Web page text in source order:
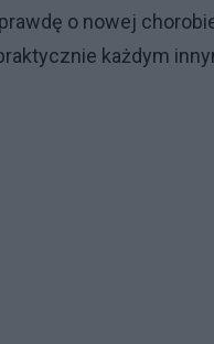
o nowej
każdym